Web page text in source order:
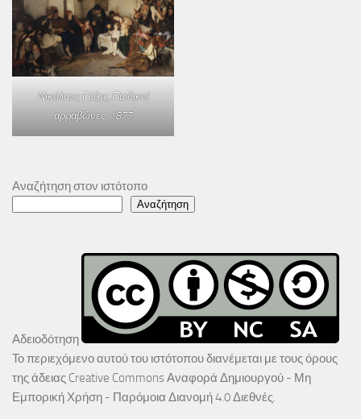
Νικόλαος Γύζης,Παιδικοί
αρραβώνες, 1877
Αναζήτηση στον ιστότοπο
Αναζήτηση
Αδειοδότηση
Το περιεχόμενο αυτού του ιστότοπου διανέμεται με τους όρους
της άδειας Creative Commons Αναφορά Δημιουργού - Μη
Εμπορική Χρήση - Παρόμοια Διανομή 4.0 Διεθνές.